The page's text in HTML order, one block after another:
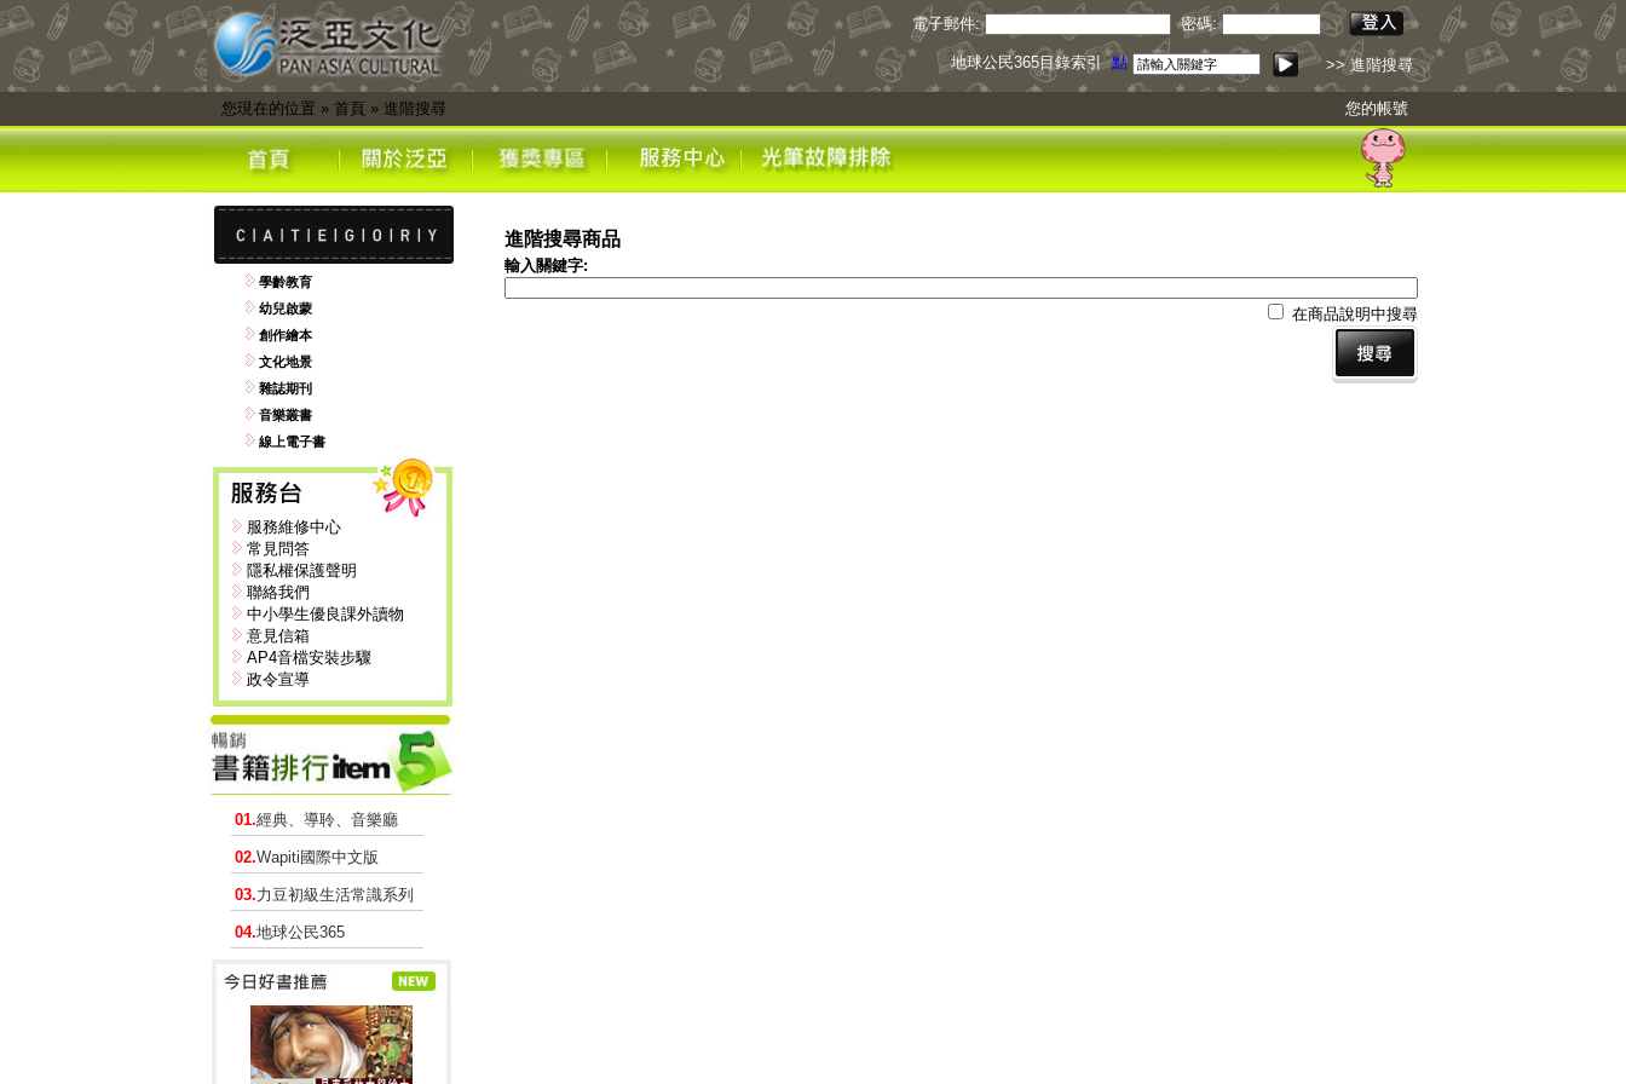
電子郵件: 密碼:
地球公民365目錄索引點我下載 >> 進階搜尋
您現在的位置 » 首頁 » 進階搜尋 您的帳號
學齡教育
幼兒啟蒙
創作繪本
文化地景
雜誌期刊
音樂叢書
線上電子書
服務維修中心
常見問答
隱私權保護聲明
聯絡我們
中小學生優良課外讀物
意見信箱
AP4音檔安裝步驟
政令宣導
01.經典、導聆、音樂廳
02.Wapiti國際中文版
03.力豆初級生活常識系列
04.地球公民365
進階搜尋商品
輸入關鍵字:
在商品說明中搜尋